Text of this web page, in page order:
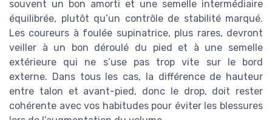
souvent un bon amorti et une semelle intermédiaire
équilibrée, plutôt qu’un contrôle de stabilité marqué.
Les coureurs à foulée supinatrice, plus rares, devront
veiller à un bon déroulé du pied et à une semelle
extérieure qui ne s’use pas trop vite sur le bord
externe. Dans tous les cas, la différence de hauteur
entre talon et avant-pied, donc le drop, doit rester
cohérente avec vos habitudes pour éviter les blessures